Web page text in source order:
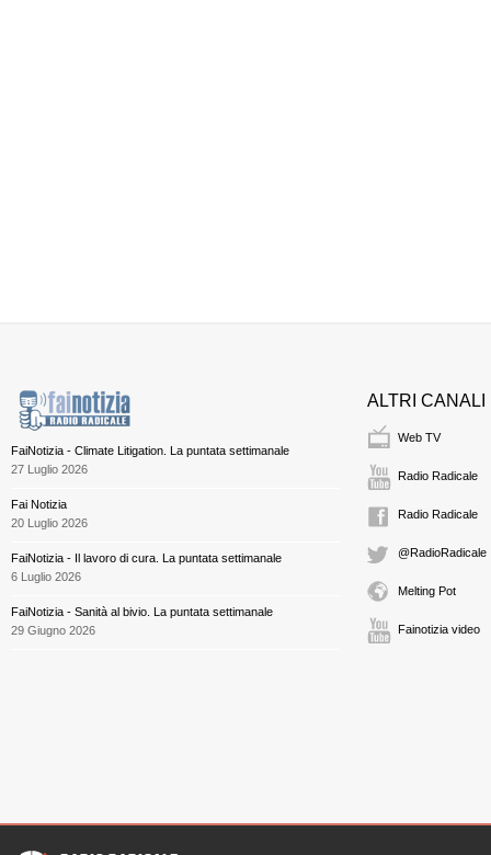
FaiNotizia - Climate Litigation. La puntata settimanale
27 Luglio 2026
Fai Notizia
20 Luglio 2026
FaiNotizia - Il lavoro di cura. La puntata settimanale
6 Luglio 2026
FaiNotizia - Sanità al bivio. La puntata settimanale
29 Giugno 2026
ALTRI CANALI
Web TV
Radio Radicale
Radio Radicale
@RadioRadicale
Melting Pot
Fainotizia video